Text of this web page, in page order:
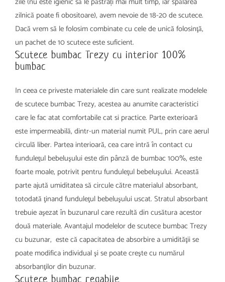
zilnică poate fi obositoare), avem nevoie de 18-20 de scutece.
Dacă vrem să le folosim combinate cu cele de unică folosinţă,
un pachet de 10 scutece este suficient.
Scutece bumbac Trezy cu interior 100%
bumbac
In ceea ce priveste materialele din care sunt realizate modelele
de scutece bumbac Trezy, acestea au anumite caracteristici
care le fac atat comfortabile cat si practice. Parte exterioară
este impermeabilă, dintr-un material numit PUL, prin care aerul
circulă liber. Partea interioară, cea care intră în contact cu
funduleţul bebeluşului este din pânză de bumbac 100%, este
foarte moale, potrivit pentru funduleţul bebeluşului. Această
parte ajută umiditatea să circule către materialul absorbant,
totodată ţinand funduleţul bebeluşului uscat. Stratul absorbant
trebuie aşezat în buzunarul care rezultă din cusătura acestor
două materiale. Avantajul modelelor de scutece bumbac Trezy
cu buzunar, este că capacitatea de absorbire a umidităţii se
poate modifica individual şi se poate creşte cu numărul
absorbanţilor din buzunar.
Scutece bumbac regabile